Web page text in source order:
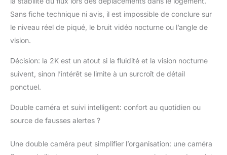
Sans fiche technique ni avis, il est impossible de conclure sur
le niveau réel de piqué, le bruit vidéo nocturne ou l’angle de
vision.
Décision: la 2K est un atout si la fluidité et la vision nocturne
suivent, sinon l’intérêt se limite à un surcroît de détail
ponctuel.
Double caméra et suivi intelligent: confort au quotidien ou
source de fausses alertes ?
Une double caméra peut simplifier l’organisation: une caméra